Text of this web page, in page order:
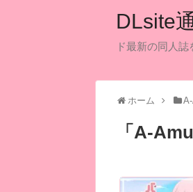
DLsite
ド最新の同人
ホーム
「 A-